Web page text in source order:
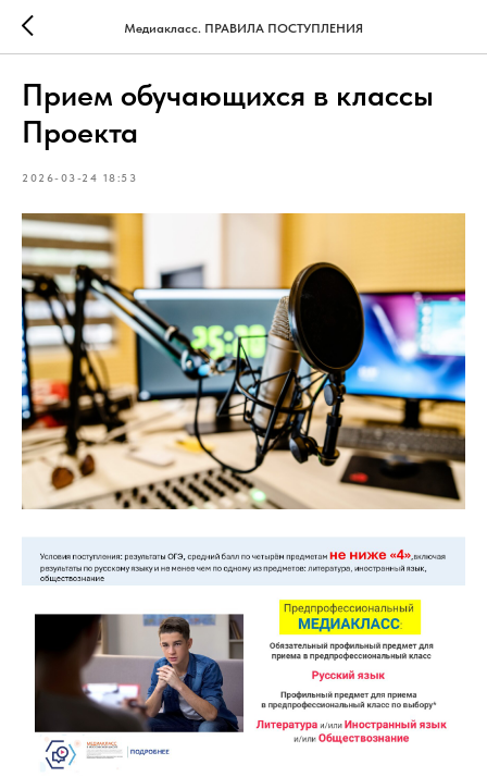
Медиакласс. ПРАВИЛА ПОСТУПЛЕНИЯ
Прием обучающихся в классы
Проекта
2026-03-24 18:53